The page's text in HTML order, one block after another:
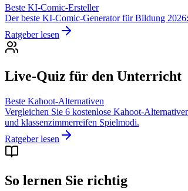
Beste KI-Comic-Ersteller
Der beste KI-Comic-Generator für Bildung
Ratgeber lesen
Live-Quiz für den Unterricht
Beste Kahoot-Alternativen
Vergleichen Sie 6 kostenlose Kahoot-
und klassenzimmerreifen Spielmodi.
Ratgeber lesen
So lernen Sie richtig